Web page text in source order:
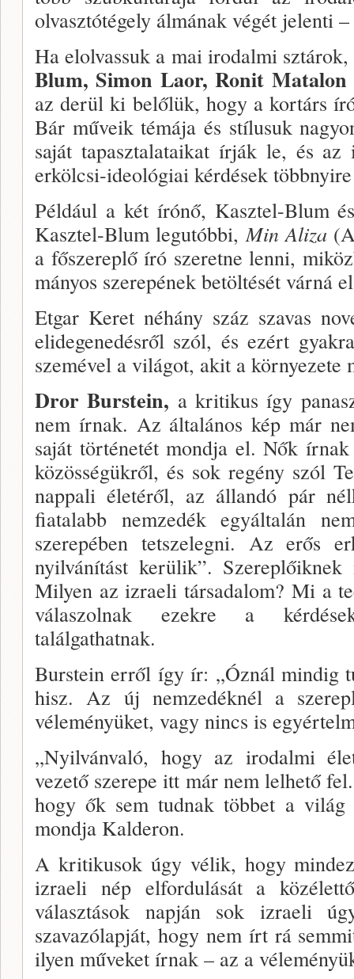
olvasztótégely álmának végét jelenti
Ha elolvassuk a mai irodalmi sztárok,
Blum, Si­mon Laor, Ronit Matalon
az derül ki belőlük, hogy a kortárs
Bár műveik témája és stílusuk
saját tapasztalataikat írják le, és
erkölcsi-ideológiai kérdések
Például a két írónő, Kasztel-Blum
Kasztel-Blum legutóbbi,Min Aliza
a főszereplő író szeretne lenni,
mányos szerepének betöltését várná
Etgar Keret néhány száz szavas
elidegene­désről szól, és ezért
szemével a világot, akit a környezete
Dror Burstein, a kritikus így
nem írnak. Az általános kép már
saját történetét mondja el. Nők
közösségükről, és sok regény szól
nappali éle­téről, az állandó pár
fiatalabb nemzedék egyálta­lán
szerepé­ben tetszelegni. Az erős
nyilvánítást kerülik”.
Milyen az izraeli társadalom? Mi a
válaszolnak ezekre a
találgathatnak.
Burstein erről így ír: „Óznál mindig
hisz. Az új nemzedéknél a
véleményüket, vagy nincs is
„Nyilvánvaló, hogy az irodalmi
vezető szerepe itt már nem lelhető
hogy ők sem tudnak töb­bet a
mondja Kalderon.
A kritikusok úgy vélik, hogy
izraeli nép el­fordulását a
választások napján sok izraeli
szavazólapját, hogy nem írt rá
ilyen műveket írnak – az a